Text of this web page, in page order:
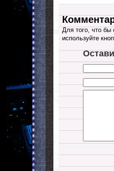
Для того, что бы
используйте